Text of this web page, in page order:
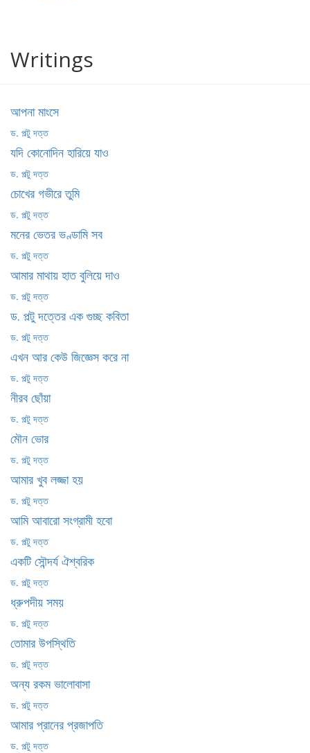
Writings
আপনা মাংসে
ড. পল্টু দত্ত
যদি কোনোদিন হারিয়ে যাও
ড. পল্টু দত্ত
চোখের গভীরে তুমি
ড. পল্টু দত্ত
মনের ভেতর ভণ্ডামি সব
ড. পল্টু দত্ত
আমার মাথায় হাত বুলিয়ে দাও
ড. পল্টু দত্ত
ড. পল্টু দত্তের এক গুচ্ছ কবিতা
ড. পল্টু দত্ত
এখন আর কেউ জিজ্ঞেস করে না
ড. পল্টু দত্ত
নীরব ছোঁয়া
ড. পল্টু দত্ত
মৌন ভোর
ড. পল্টু দত্ত
আমার খুব লজ্জা হয়
ড. পল্টু দত্ত
আমি আবারো সংগ্রামী হবো
ড. পল্টু দত্ত
একটি সৌন্দর্য ঐশ্বরিক
ড. পল্টু দত্ত
ধ্রুপদীয় সময়
ড. পল্টু দত্ত
তোমার উপস্থিতি
ড. পল্টু দত্ত
অন্য রকম ভালোবাসা
ড. পল্টু দত্ত
আমার প্রানের প্রজাপতি
ড. পল্টু দত্ত